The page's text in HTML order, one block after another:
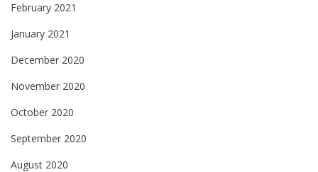
February 2021
January 2021
December 2020
November 2020
October 2020
September 2020
August 2020